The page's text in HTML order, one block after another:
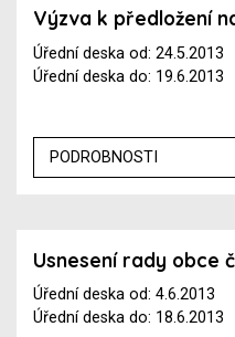
Výzva k předložení
Úřední deska od: 24.5.2013
Úřední deska do: 19.6.2013
PODROBNOSTI
Usnesení rady obce
Úřední deska od: 4.6.2013
Úřední deska do: 18.6.2013